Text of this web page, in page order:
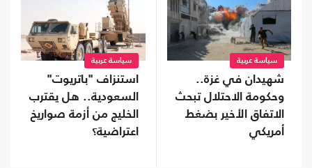
سياسة عربية
شهيدان في غزة..
وحكومة الاحتلال تبحث
الاتفاق الأخير بضغط
أمريكي
سياسة عربية
استنزاف "باتريوت"
السعودية.. هل يقترب
الخليج من أزمة صواريخ
اعتراضية؟